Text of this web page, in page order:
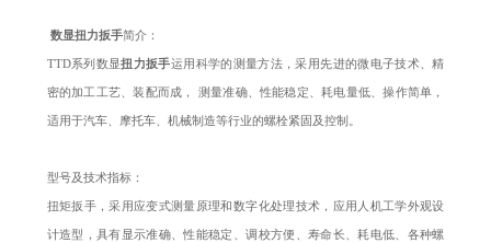
数显扭力扳手简介：
TTD系列数显扭力扳手运用科学的测量方法，采用先进的微电子技术、精
密的加工工艺、装配而成， 测量准确、性能稳定、耗电量低、操作简单，
适用于汽车、摩托车、机械制造等行业的螺栓紧固及控制。
型号及技术指标：
扭矩扳手，采用应变式测量原理和数字化处理技术，应用人机工学外观设
计造型，具有显示准确、性能稳定、调校方便、寿命长、耗电低、各种螺